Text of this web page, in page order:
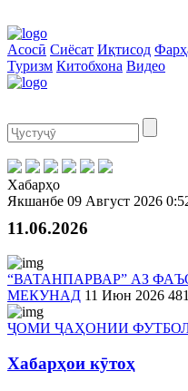
Асосӣ Сиёсат Иқтисод
Туризм Китобхона Видео
Хабарҳо
Якшанбе 09 Август 2026
11.06.2026
“ВАТАНПАРВАР” АЗ
МЕКУНАД 11 Июн 2026 481
ҶОМИ ҶАҲОНИИ ФУТБОЛ
Хабарҳои кӯтоҳ